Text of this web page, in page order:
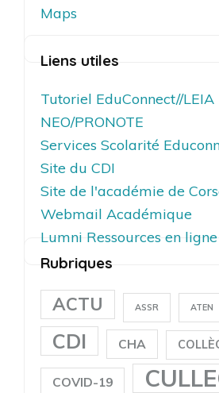
Maps
Liens utiles
Tutoriel EduConnect//LEIA
NEO/PRONOTE
Services Scolarité
Site du CDI
Site de l'académie de
Webmail Académique
Lumni Ressources en ligne
Rubriques
ACTU ASSR ATEN
CDI CHA
COVID-19